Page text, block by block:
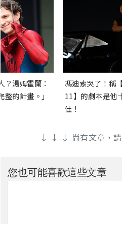
？湯姆霍蘭：
的計畫。」
馮迪索哭了！稱
11】的劇本是他
佳！
↓ ↓ ↓ 尚有文章，
您也可能喜歡這些文章